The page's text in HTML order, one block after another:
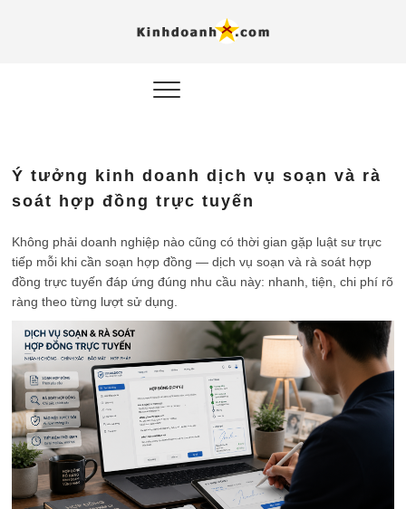
AI
Ý tưởng kinh doanh dịch vụ soạn và rà
soát hợp đồng trực tuyến
Không phải doanh nghiệp nào cũng có thời gian gặp luật sư trực
tiếp mỗi khi cần soạn hợp đồng — dịch vụ soạn và rà soát hợp
đồng trực tuyến đáp ứng đúng nhu cầu này: nhanh, tiện, chi phí rõ
ràng theo từng lượt sử dụng.